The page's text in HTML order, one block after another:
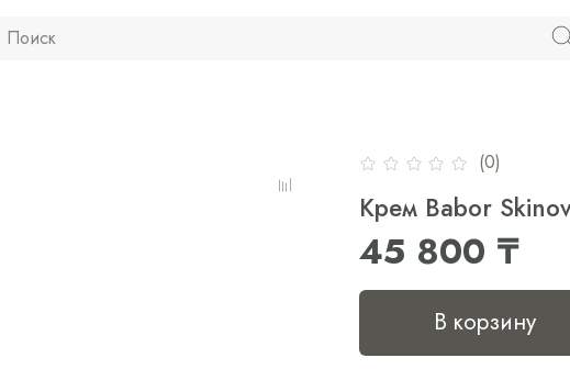
(0)
Крем Babor
45 800 ₸
В корзину